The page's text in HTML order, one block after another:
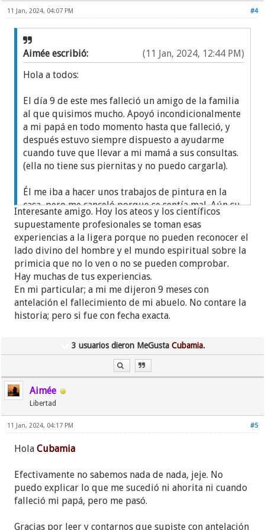
#4
11 Jan, 2024, 04:07 PM
(11 Jan, 2024, 12:44 PM)
Aimée escribió:
Hola a todos:
El día 9 de este mes falleció un amigo de la familia
al que quisimos mucho. Apoyó incondicionalmente
a mi papá en todo momento hasta que falleció, y
después estuvo siempre dispuesto a ayudarme
cuando tuve que llevar a mi mamá a sus consultas.
(ella no tiene sus piernitas y no puedo cargarla).
Él me iba a hacer unos trabajos de pintura en la
casa, pero me canceló porque se sentía mal. Aún su
voz retumba en mi cabeza y le escuché un timbre
de dolor; no me dijo qué tenía pero no quise
ahondar en su enfermedad porque tan solo con
escuchar su voz intuí que no debía preguntarle. Eso
fue el día 2 de Enero, él pensaba que para el día
sábado 6 ya estaría mejor.
El viernes 5 de Enero, recibí un mensaje de su
esposa diciéndome que disculpara a su esposo
me haría los trabajos. Le dije que estaba bien, y
que deseaba se recuperara rápido. Supuse era por
problemas de asma pues tenía años padeciendo de
ello y siempre se componía, así que nuevamente no
quise ser imprudente preguntando algo que
obviamente no quisieron decirme.
internarlo porque la presión le subió tanto que
Y es aquí donde empiezan los sucesos extraños. Se
que suena super loco y la verdad me da pena que
Interesante amigo. Hoy los ateos y los científicos
supuestamente profesionales se toman esas
experiencias a la ligera porque no pueden reconocer el
lado divino del hombre y el mundo espiritual sobre la
primicia que no lo ven o no se pueden comprobar.
Hay muchas de tus experiencias.
En mi particular; a mi me dijeron 9 meses con
antelación el fallecimiento de mi abuelo. No contare la
historia; pero si fue con fecha exacta.
3 usuarios dieron MeGusta Cubamia.
Aimée
Libertad
#5
11 Jan, 2024, 04:17 PM
HolaCubamia
Efectivamente no sabemos nada de nada, jeje. No
puedo explicar lo que me sucedió ni ahorita ni cuando
falleció mi papá, pero me pasó.
Gracias por leer y contarnos que supiste con antelación